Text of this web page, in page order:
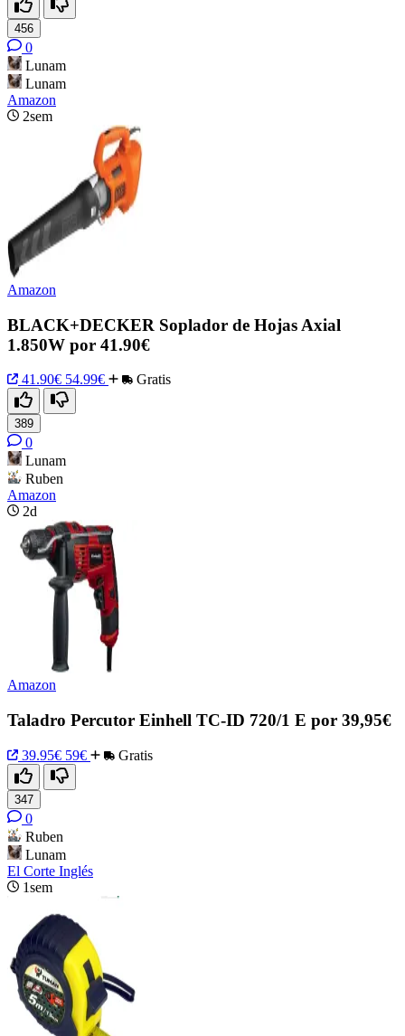
456
0
Lunam
Lunam
Amazon
2sem
Amazon
BLACK+DECKER Soplador de Hojas Axial
1.850W por 41.90€
41.90€ 54.99€ Gratis
389
0
Lunam
Ruben
Amazon
2d
Amazon
Taladro Percutor Einhell TC-ID 720/1 E por 39,95€
39.95€ 59€ Gratis
347
0
Ruben
Lunam
El Corte Inglés
1sem